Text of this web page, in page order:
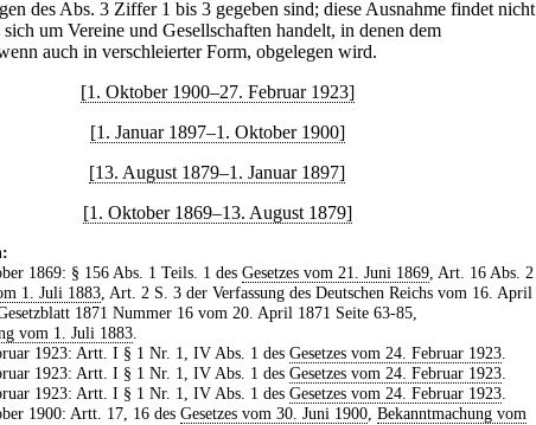
des Abs. 3 Ziffer 1 bis 3 gegeben sind; diese Ausnahme findet nicht
sich um Vereine und Gesellschaften handelt, in denen dem
auch in verschleierter Form, obgelegen wird.
[1. Oktober 1900–27. Februar 1923]
[1. Januar 1897–1. Oktober 1900]
[13. August 1879–1. Januar 1897]
[1. Oktober 1869–13. August 1879]
1869: § 156 Abs. 1 Teils. 1 des Gesetzes vom 21. Juni 1869, Art. 16 Abs. 2
1. Juli 1883 , Art. 2 S. 3 der Verfassung des Deutschen Reichs vom 16. April
1871 Nummer 16 vom 20. April 1871 Seite 63-85,
vom 1. Juli 1883
1923: Artt. I § 1 Nr. 1, IV Abs. 1 des Gesetzes vom 24. Februar 1923.
1923: Artt. I § 1 Nr. 1, IV Abs. 1 des Gesetzes vom 24. Februar 1923.
1923: Artt. I § 1 Nr. 1, IV Abs. 1 des Gesetzes vom 24. Februar 1923.
1900: Artt. 17, 16 des Gesetzes vom 30. Juni 1900, Bekanntmachung vom